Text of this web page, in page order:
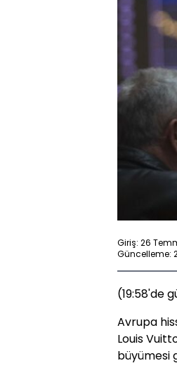
Giriş: 26
Güncelleme:
(19:58'de
Avrupa
Louis
büyümesi